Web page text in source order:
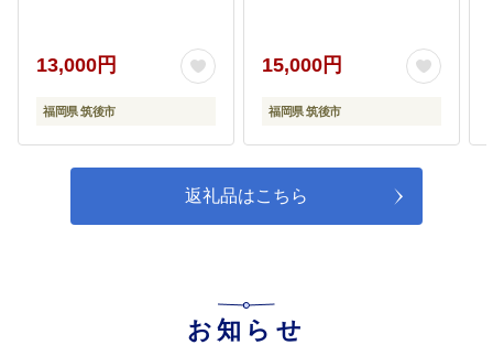
推進 ・福岡ソフトバンクホークス
ファームを活用した取組 等
６．市長おまかせ
13,000円
福岡県 筑後市
15,000円
福岡県 筑後市
返礼品はこちら
お知らせ